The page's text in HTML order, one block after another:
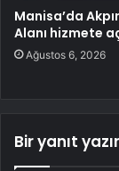
Manisa’da
Alanı hizmete
Ağustos 6, 2026
Bir yanıt